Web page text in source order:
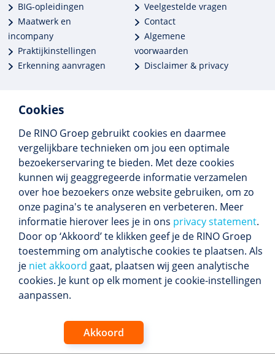
Cookies
De RINO Groep gebruikt cookies en daarmee
vergelijkbare technieken om jou een optimale
bezoekerservaring te bieden. Met deze cookies
kunnen wij geaggregeerde informatie verzamelen
over hoe bezoekers onze website gebruiken, om zo
onze pagina's te analyseren en verbeteren. Meer
informatie hierover lees je in ons privacy statement.
Door op ‘Akkoord’ te klikken geef je de RINO Groep
toestemming om analytische cookies te plaatsen. Als
je niet akkoord gaat, plaatsen wij geen analytische
cookies. Je kunt op elk moment je cookie-instellingen
aanpassen.
Akkoord
BIG-opleidingen
Maatwerk en
incompany
Praktijkinstellingen
Erkenning aanvragen
Veelgestelde vragen
Contact
Algemene
voorwaarden
Disclaimer & privacy
Meer dan 250 opleidingen
Alle BIG-opleidingen in huis
Cedeo-erkend en CRKBO-geregistreerd
Gemiddelde beoordeling 8,4
Volg ons
Blijf op de hoogte van het (nieuwe) scholings­
aanbod en ons laatste nieuws.